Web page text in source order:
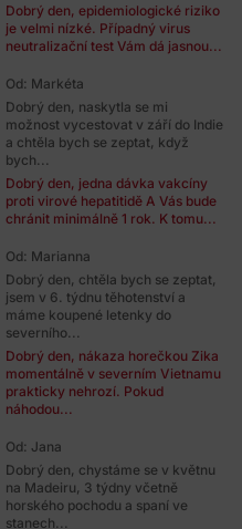
Dobrý den, epidemiologické riziko
je velmi nízké. Případný virus
neutralizační test Vám dá jasnou...
Od: Markéta
Dobrý den, naskytla se mi
možnost vycestovat v září do Indie
a chtěla bych se zeptat, když
bych...
Dobrý den, jedna dávka vakcíny
proti virové hepatitidě A Vás bude
chránit minimálně 1 rok. K tomu...
Od: Marianna
Dobrý den, chtěla bych se zeptat,
jsem v 6. týdnu těhotenství a
máme koupené letenky do
severního...
Dobrý den, nákaza horečkou Zika
momentálně v severním Vietnamu
prakticky nehrozí. Pokud
náhodou...
Od: Jana
Dobrý den, chystáme se v květnu
na Madeiru, 3 týdny včetně
horského pochodu a spaní ve
stanech...